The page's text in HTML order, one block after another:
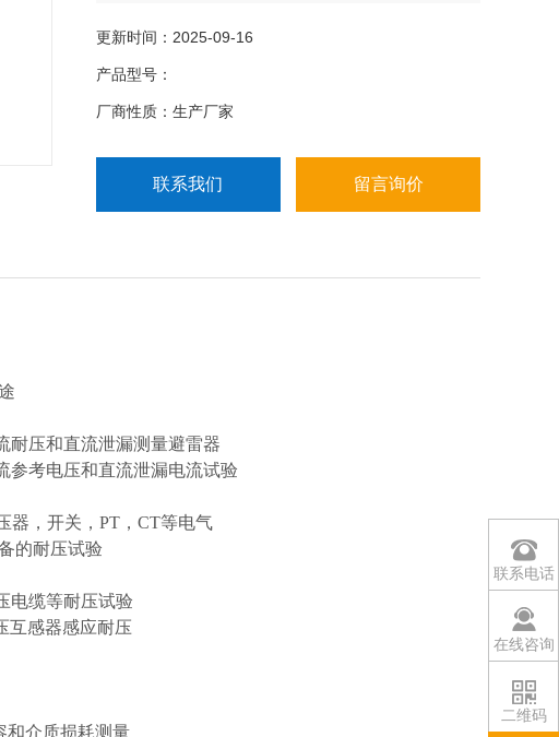
单位依法开展活动，受法律保护。
更新时间：2025-09-16
产品型号：
厂商性质：生产厂家
联系我们 留言询价
和直流泄漏测量避雷器
电流试验
开关，PT，CT等电气
验
等耐压试验
器感应耐压
质损耗测量
联系电话
在线咨询
二维码